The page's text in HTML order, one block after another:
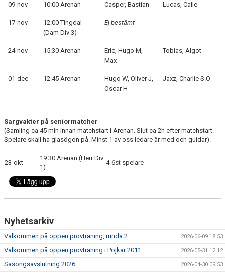
09-nov 10:00 Arenan Casper, Bastian Lucas, Calle
17-nov
12:00 Tingdal
(Dam Div 3)
Ej bestämt -
24-nov 15:30 Arenan
Eric, Hugo M,
Max
Tobias, Algot
01-dec 12:45 Arenan
Hugo W, Oliver J,
Oscar H
Jaxz, Charlie S.O
Sargvakter på seniormatcher
(Samling ca 45 min innan matchstart i Arenan. Slut ca 2h efter matchstart.
Spelare skall ha glasögon på. Minst 1 av oss ledare är med och guidar).
23-okt
19:30 Arenan (Herr Div
1)
4-6st spelare
Nyhetsarkiv
Välkommen på öppen provträning, runda 2. 2026-06-09 18:53
Välkommen på öppen provträning i Pojkar 2011 2026-05-31 12:12
Säsongsavslutning 2026 2026-04-30 09:53